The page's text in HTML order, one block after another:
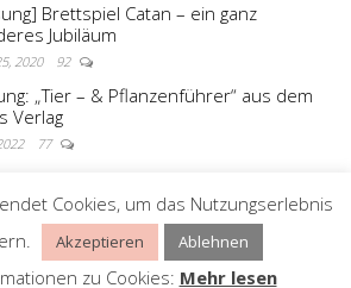
Brettspiel Catan – ein ganz
Jubiläum
2020 92
„Tier – & Pflanzenführer“ aus dem
Verlag
77
vonWordPress|Theme:Master
Blog
Cookies, um das Nutzungserlebnis
Akzeptieren Ablehnen
zu Cookies: Mehr lesen